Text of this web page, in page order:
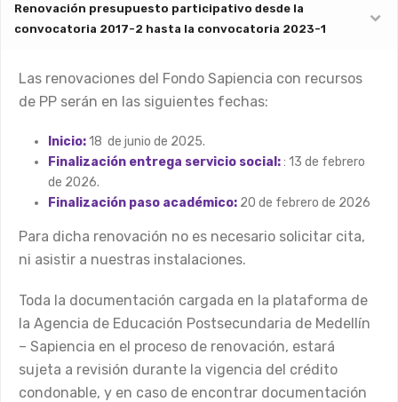
Renovación presupuesto participativo desde la
convocatoria 2017-2 hasta la convocatoria 2023-1
Las renovaciones del Fondo Sapiencia con recursos
de PP serán en las siguientes fechas:
Inicio:18 de junio de 2025.
Finalización entrega servicio social:: 13 de febrero
de 2026.
Finalización paso académico: 20 de febrero de 2026
Para dicha renovación no es necesario solicitar cita,
ni asistir a nuestras instalaciones.
Toda la documentación cargada en la plataforma de
la Agencia de Educación Postsecundaria de Medellín
– Sapiencia en el proceso de renovación, estará
sujeta a revisión durante la vigencia del crédito
condonable, y en caso de encontrar documentación